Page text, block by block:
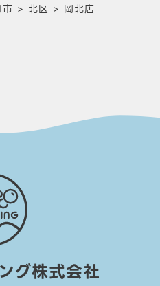
> 北区 > 岡北店
グ株式会社